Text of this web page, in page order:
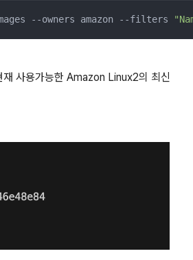
--owners amazon --filters
재 사용가능한 Amazon Linux2의 최신